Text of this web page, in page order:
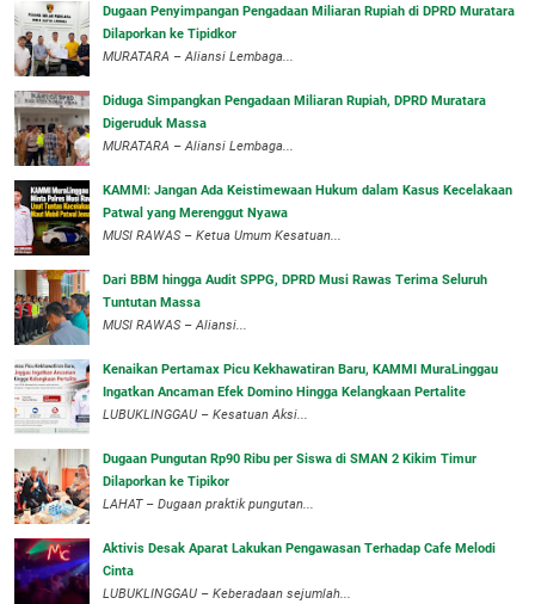
‎Dugaan Penyimpangan Pengadaan Miliaran Rupiah di DPRD Muratara
Dilaporkan ke Tipidkor
‎MURATARA – Aliansi Lembaga...
Diduga Simpangkan Pengadaan Miliaran Rupiah, DPRD Muratara
Digeruduk Massa
‎MURATARA – Aliansi Lembaga...
‎KAMMI: Jangan Ada Keistimewaan Hukum dalam Kasus Kecelakaan
Patwal yang Merenggut Nyawa
‎MUSI RAWAS – Ketua Umum Kesatuan...
Dari BBM hingga Audit SPPG, DPRD Musi Rawas Terima Seluruh
Tuntutan Massa
MUSI RAWAS – Aliansi...
‎Kenaikan Pertamax Picu Kekhawatiran Baru, KAMMI MuraLinggau
Ingatkan Ancaman Efek Domino Hingga Kelangkaan Pertalite
‎LUBUKLINGGAU – Kesatuan Aksi...
Dugaan Pungutan Rp90 Ribu per Siswa di SMAN 2 Kikim Timur
Dilaporkan ke Tipikor
LAHAT – Dugaan praktik pungutan...
Aktivis Desak Aparat Lakukan Pengawasan Terhadap Cafe Melodi
Cinta
LUBUKLINGGAU – Keberadaan sejumlah...